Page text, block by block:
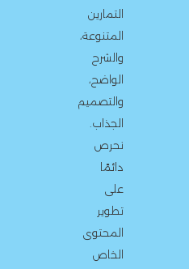
التمارين
المتنوعة،
والشرح
الواضح،
والتصميم
الجذاب.
نحرص
دائمًا
على
تطوير
المحتوى
الخاص